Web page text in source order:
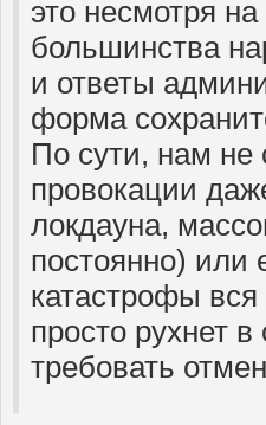
это несмотря
большинства
и ответы
форма
По сути, нам не
провокации
локдауна,
постоянно) или
катастрофы вся
просто рухнет
требовать